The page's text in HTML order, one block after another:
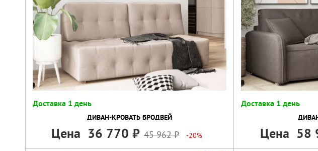
Доставка 1 день
ДИВАН-КРОВАТЬ БРОДВЕЙ
Цена 36 770 45 962 -20%
Доставка 1 день
Цена 58